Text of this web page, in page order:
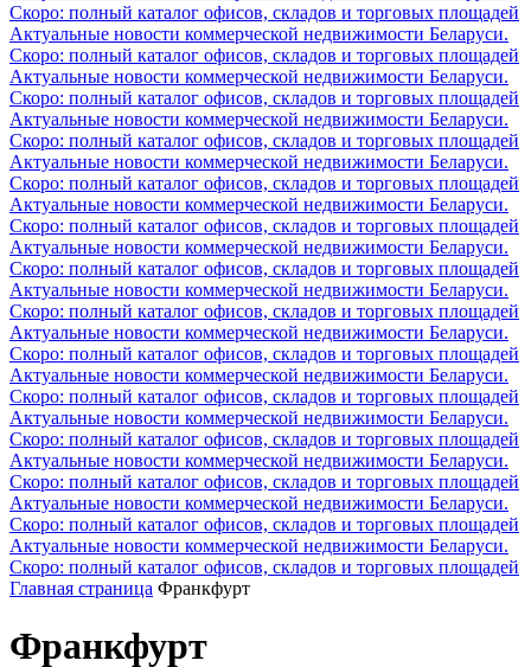
Скоро: полный каталог офисов, складов и торговых площадей
Актуальные новости коммерческой недвижимости Беларуси.
Скоро: полный каталог офисов, складов и торговых площадей
Актуальные новости коммерческой недвижимости Беларуси.
Скоро: полный каталог офисов, складов и торговых площадей
Актуальные новости коммерческой недвижимости Беларуси.
Скоро: полный каталог офисов, складов и торговых площадей
Актуальные новости коммерческой недвижимости Беларуси.
Скоро: полный каталог офисов, складов и торговых площадей
Актуальные новости коммерческой недвижимости Беларуси.
Скоро: полный каталог офисов, складов и торговых площадей
Актуальные новости коммерческой недвижимости Беларуси.
Скоро: полный каталог офисов, складов и торговых площадей
Актуальные новости коммерческой недвижимости Беларуси.
Скоро: полный каталог офисов, складов и торговых площадей
Актуальные новости коммерческой недвижимости Беларуси.
Скоро: полный каталог офисов, складов и торговых площадей
Актуальные новости коммерческой недвижимости Беларуси.
Скоро: полный каталог офисов, складов и торговых площадей
Актуальные новости коммерческой недвижимости Беларуси.
Скоро: полный каталог офисов, складов и торговых площадей
Актуальные новости коммерческой недвижимости Беларуси.
Скоро: полный каталог офисов, складов и торговых площадей
Актуальные новости коммерческой недвижимости Беларуси.
Скоро: полный каталог офисов, складов и торговых площадей
Актуальные новости коммерческой недвижимости Беларуси.
Скоро: полный каталог офисов, складов и торговых площадей
Главная страница Франкфурт
Франкфурт